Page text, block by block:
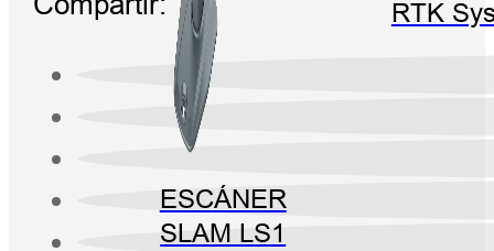
ESCÁNER
SLAM LS1
RTK